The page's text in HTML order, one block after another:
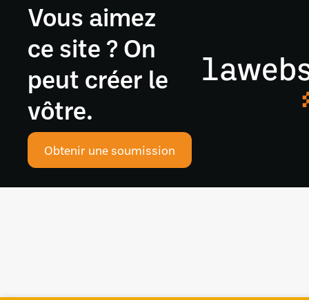
Vous aimez
ce site ? On
peut créer le
vôtre.
Obtenir une soumission